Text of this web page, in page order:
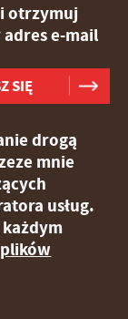
otrzymuj
e-mail
drogą
mnie
usług.